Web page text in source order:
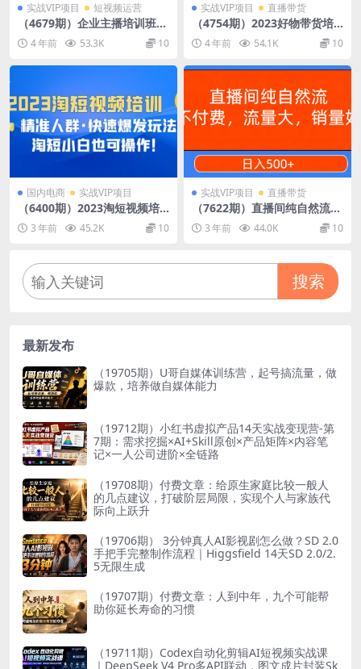
实战VIP项目 短视频运营
（4679期）企业主播培训班：
0基础学习直播带货，建立主
播团队，玩转直播高转化高成
交
4 年前 53.3K 10
实战VIP项目 直播带货
（4754期）2023好物带货培
训班：短视频底层逻辑带货解
析，账号定位运营选品
4 年前 54.1K 10
国内电商 实战VIP项目
（6400期）2023淘短视频培
训：精准人群·快速爆发玩法，
淘短小白也可操作！
3 年前 45.2K 10
实战VIP项目 直播带货
（7622期）直播间纯自然流，
不付费，流量大，销量好，日
入500+
3 年前 44.0K 10
搜索
最新发布
（19705期）U哥自媒体训练营，起号搞流量，做
爆款，培养做自媒体能力
（19712期）小红书虚拟产品14天实战变现营-第
7期：需求挖掘×AI+Skill原创×产品矩阵×内容笔
记×一人公司进阶×全链路
（19708期）付费文章：给原生家庭比较一般人
的几点建议，打破阶层局限，实现个人与家族代
际向上跃升
（19706期） 3分钟真人AI影视剧怎么做？SD 2.0
手把手完整制作流程｜Higgsfield 14天SD 2.0/2.
5无限生成
（19707期）付费文章：人到中年，九个可能帮
助你延长寿命的习惯
（19711期）Codex自动化剪辑AI短视频实战课
｜DeepSeek V4 Pro多API联动，图文成片封装Sk